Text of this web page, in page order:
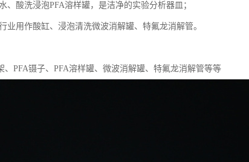
酸洗浸泡PFA溶样罐，是洁净的实验分析器皿；
业用作酸缸、浸泡清洗微波消解罐、特氟龙消解管。
、PFA镊子、PFA溶样罐、微波消解罐、特氟龙消解管等等